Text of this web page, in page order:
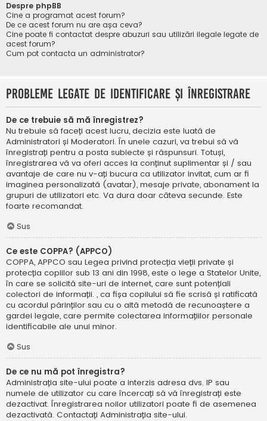
Despre phpBB
Cine a programat acest forum?
De ce acest forum nu are așa ceva?
Cine poate fi contactat despre abuzuri sau utilizări ilegale legate de
acest forum?
Cum pot contacta un administrator?
Probleme legate de identificare și înregistrare
De ce trebuie să mă înregistrez?
Nu trebuie să faceți acest lucru, decizia este luată de
Administratori și Moderatori. În unele cazuri, va trebui să vă
înregistrați pentru a posta subiecte și răspunsuri. Totuși,
înregistrarea vă va oferi acces la conținut suplimentar și / sau
avantaje de care nu v-ați bucura ca utilizator invitat, cum ar fi
imaginea personalizată (avatar), mesaje private, abonament la
grupuri de utilizatori etc. Va dura doar câteva secunde. Este
foarte recomandat.
Sus
Ce este COPPA? (APPCO)
COPPA, APPCO sau Legea privind protecția vieții private și
protecția copiilor sub 13 ani din 1998, este o lege a Statelor Unite,
în care se solicită site-uri de internet, care sunt potențiali
colectori de informații. , ca fișa copilului să fie scrisă și ratificată
cu acordul părinților sau cu o altă metodă de recunoaștere a
gardei legale, care permite colectarea informațiilor personale
identificabile ale unui minor.
Sus
De ce nu mă pot înregistra?
Administrația site-ului poate a interzis adresa dvs. IP sau
numele de utilizator cu care încercați să vă înregistrați este
dezactivat. Înregistrarea noilor utilizatori poate fi de asemenea
dezactivată. Contactați Administrația site-ului.